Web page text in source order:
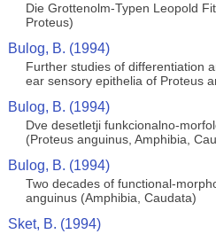
Die Grottenolm-Typen Leopold
Proteus)
Bulog, B. (1994)
Further studies of differentiation
ear sensory epithelia of Proteus
Bulog, B. (1994)
Dve desetletji funkcionalno-
(Proteus anguinus, Amphibia,
Bulog, B. (1994)
Two decades of functional-
anguinus (Amphibia, Caudata)
Sket, B. (1994)